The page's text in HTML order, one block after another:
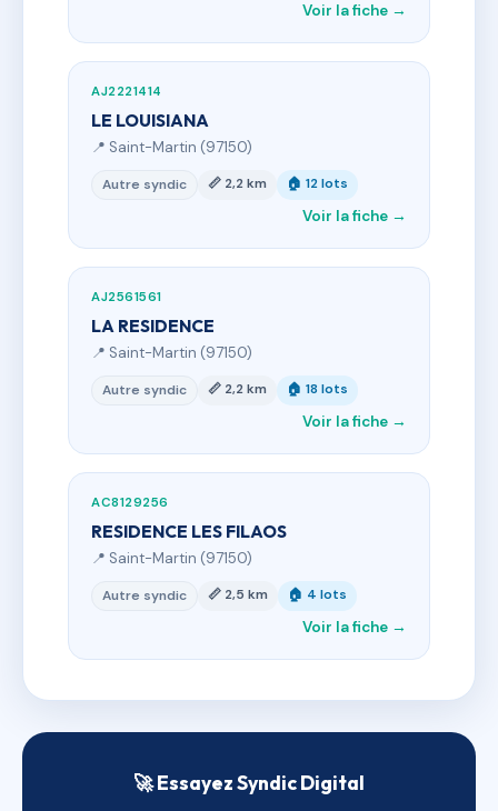
Voir la fiche →
AJ2221414
LE LOUISIANA
📍 Saint-Martin (97150)
Autre syndic 📏 2,2 km 🏠 12 lots
Voir la fiche →
AJ2561561
LA RESIDENCE
📍 Saint-Martin (97150)
Autre syndic 📏 2,2 km 🏠 18 lots
Voir la fiche →
AC8129256
RESIDENCE LES FILAOS
📍 Saint-Martin (97150)
Autre syndic 📏 2,5 km 🏠 4 lots
Voir la fiche →
🚀 Essayez Syndic Digital